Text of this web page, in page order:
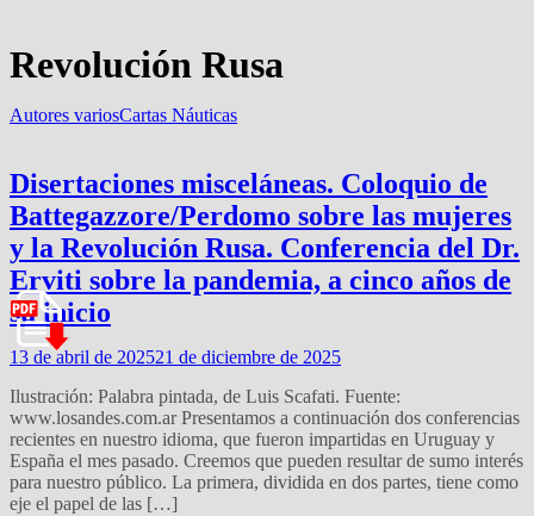
Revolución Rusa
Autores variosCartas Náuticas
Disertaciones misceláneas. Coloquio de
Battegazzore/Perdomo sobre las mujeres
y la Revolución Rusa. Conferencia del Dr.
Erviti sobre la pandemia, a cinco años de
su inicio
13 de abril de 202521 de diciembre de 2025
Ilustración: Palabra pintada, de Luis Scafati. Fuente:
www.losandes.com.ar Presentamos a continuación dos conferencias
recientes en nuestro idioma, que fueron impartidas en Uruguay y
España el mes pasado. Creemos que pueden resultar de sumo interés
para nuestro público. La primera, dividida en dos partes, tiene como
eje el papel de las […]